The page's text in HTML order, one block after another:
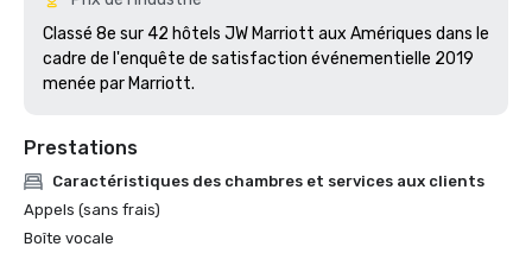
Classé 8e sur 42 hôtels JW Marriott aux Amériques dans le
cadre de l'enquête de satisfaction événementielle 2019
Prestations
Caractéristiques des chambres et services aux clients
Appels (sans frais)
Boîte vocale